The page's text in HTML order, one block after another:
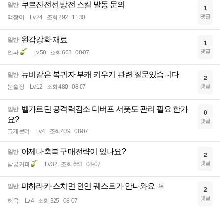
일반 쿠르잔전선 방전 스킬 발동 문의
맥짱이 Lv.24 조회 292 11:30
1
댓글
일반 완갑강화 재료
인파 Lv.58 조회 663 08-07
1
댓글
일반 뉴비같은 복귀자 부캐 키우기 관련 질문있습니다
붐술정 Lv.12 조회 480 08-07
2
댓글
일반 벨가르딘 공격력감소 디버프 서폿도 관리 필요 한가
요?
그게몬데 Lv.4 조회 439 08-07
0
댓글
일반 아제나축복 구매전략이 있나요?
남궁커피 Lv.32 조회 663 08-07
2
댓글
일반 마하라카 스치면 인연 퀘스트가 안나와요
허욱 Lv.4 조회 325 08-07
2
댓글